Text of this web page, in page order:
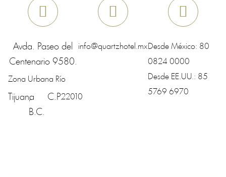
Avda. Paseo del
Centenario 9580.
Zona Urbana Río
Tijuana
,
B.C.
C.P.22010
info@quartzhotel.mxDesde México: 80
0824 0000
Desde EE.UU.: 85
5769 6970